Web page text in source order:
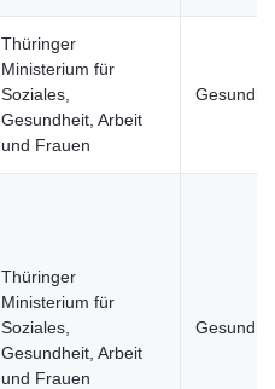
Thüringer
Ministerium für
Soziales,
Gesundheit, Arbeit
und Frauen
Thüringer
Ministerium für
Soziales,
Gesundheit, Arbeit
und Frauen